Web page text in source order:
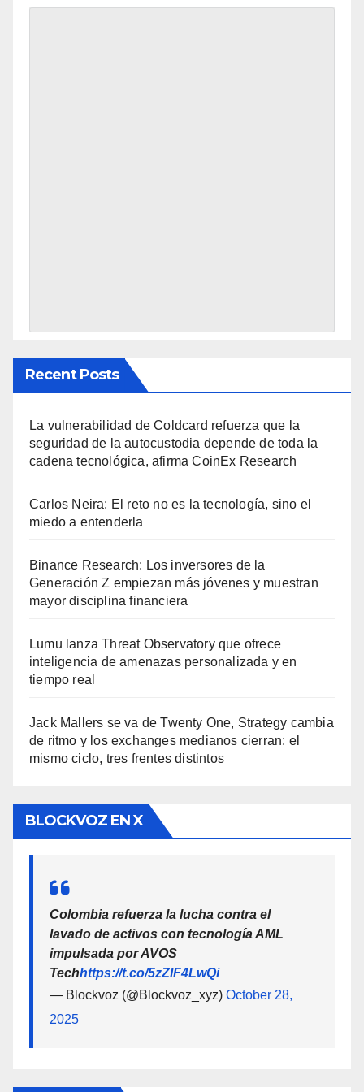
Recent Posts
La vulnerabilidad de Coldcard refuerza que la
seguridad de la autocustodia depende de toda la
cadena tecnológica, afirma CoinEx Research
Carlos Neira: El reto no es la tecnología, sino el
miedo a entenderla
Binance Research: Los inversores de la
Generación Z empiezan más jóvenes y muestran
mayor disciplina financiera
Lumu lanza Threat Observatory que ofrece
inteligencia de amenazas personalizada y en
tiempo real
Jack Mallers se va de Twenty One, Strategy cambia
de ritmo y los exchanges medianos cierran: el
mismo ciclo, tres frentes distintos
BLOCKVOZ EN X
Colombia refuerza la lucha contra el
lavado de activos con tecnología AML
impulsada por AVOS
Techhttps://t.co/5zZlF4LwQi
— Blockvoz (@Blockvoz_xyz) October 28,
2025